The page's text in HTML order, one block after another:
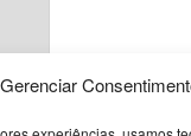
Gerenciar